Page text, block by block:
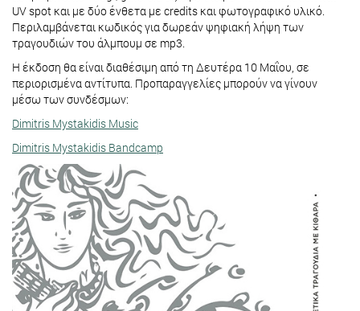
UV spot και με δύο ένθετα με credits και φωτογραφικό υλικό.
Περιλαμβάνεται κωδικός για δωρεάν ψηφιακή λήψη των
τραγουδιών του άλμπουμ σε mp3.
Η έκδοση θα είναι διαθέσιμη από τη Δευτέρα 10 Μαΐου, σε
περιορισμένα αντίτυπα. Προπαραγγελίες μπορούν να γίνουν
μέσω των συνδέσμων:
Dimitris Mystakidis Music
Dimitris Mystakidis Bandcamp